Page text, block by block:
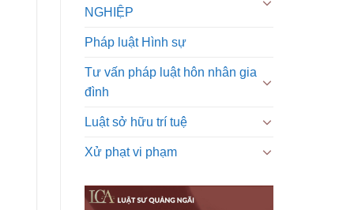
NGHIỆP
Pháp luật Hình sự
Tư vấn pháp luật hôn nhân gia
đình
Luật sở hữu trí tuệ
Xử phạt vi phạm